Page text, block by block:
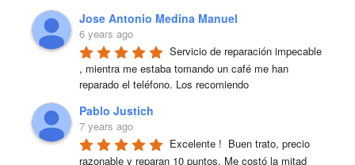
Jose Antonio Medina Manuel
6 years ago
Servicio de reparación impecable
, mientra me estaba tomando un café me han
reparado el teléfono. Los recomiendo
Pablo Justich
7 years ago
Excelente !  Buen trato, precio
razonable y reparan 10 puntos. Me costó la mitad